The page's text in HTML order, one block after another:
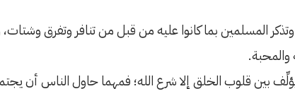
وتذكر المسلمين بما كانوا عليه من قبل من تنافر وتفرق
والمحبة.
يؤلِّف بين قلوب الخلق إلا شرع الله؛ فمهما حاول الناس أن